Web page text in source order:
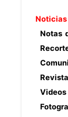
Noticias
Notas
Videos